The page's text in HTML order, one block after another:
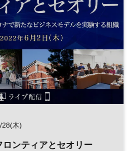
28(木)
ロンティアとセオリー